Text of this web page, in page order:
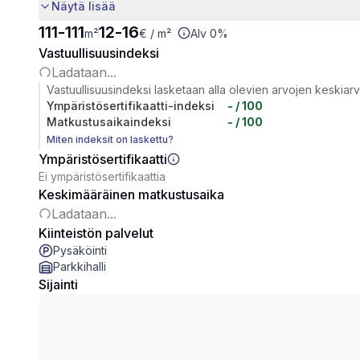
Näytä lisää
111-111m²12-16€ / m² Alv 0%
Vastuullisuusindeksi
Ladataan...
Vastuullisuusindeksi lasketaan alla olevien arvojen
Ympäristösertifikaatti-indeksi
- / 100
Matkustusaikaindeksi
- / 100
Miten indeksit on laskettu?
Ympäristösertifikaatti
Ei ympäristösertifikaattia
Keskimääräinen matkustusaika
Ladataan...
Kiinteistön palvelut
Pysäköinti
Parkkihalli
Sijainti